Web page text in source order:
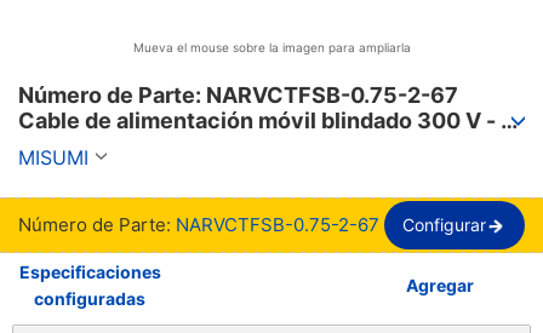
Mueva el mouse sobre la imagen para ampliarla
Número de Parte: NARVCTFSB-0.75-2-67
Cable de alimentación móvil blindado 300 V -
cubierta de PVC, serie PSE, NARVCTFSB
MISUMI
Número de Parte: NARVCTFSB-0.75-2-67 Configurar
Especificaciones
configuradas
Agregar